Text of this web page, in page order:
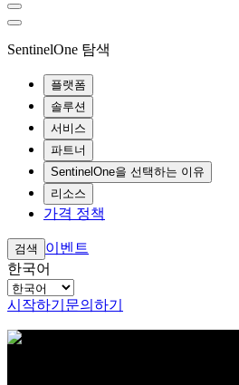
SentinelOne 탐색
플랫폼
솔루션
서비스
파트너
SentinelOne을 선택하는 이유
리소스
가격 정책
검색
이벤트
한국어
시작하기 문의하기
아이브로우 테스트 콘텐츠 텍스트